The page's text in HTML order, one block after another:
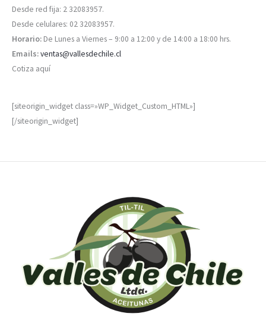
Desde red fija: 2 32083957.
Desde celulares: 02 32083957.
Horario: De Lunes a Viernes – 9:00 a 12:00 y de 14:00 a 18:00 hrs.
Emails:ventas@vallesdechile.cl
Cotiza aquí
[siteorigin_widget class=»WP_Widget_Custom_HTML»]
[/siteorigin_widget]